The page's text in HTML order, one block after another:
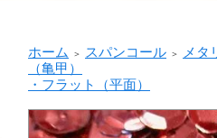
ホーム ＞ スパンコール ＞
メタ
（亀甲）
・フラット（平面）